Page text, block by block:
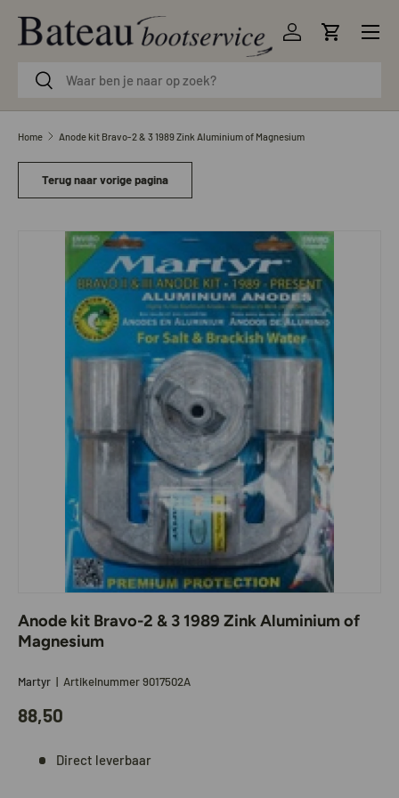
Ga naar inhoud
ZoekenZoeken
Inloggen
Menu
Home Anode kit Bravo-2 & 3 1989 Zink Aluminium of Magnesium
Terug naar vorige pagina
Anode kit Bravo-2 & 3 1989 Zink Aluminium of
Magnesium
Martyr | Artikelnummer9017502A
88,50
Direct leverbaar